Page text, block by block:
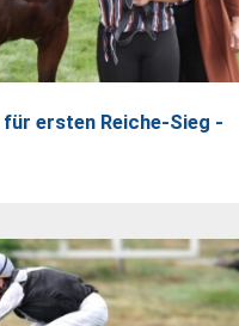
ersten Reiche-Sieg -